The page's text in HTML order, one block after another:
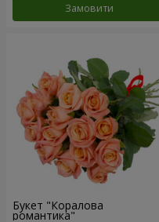
Замовити
Букет "Коралова
романтика"